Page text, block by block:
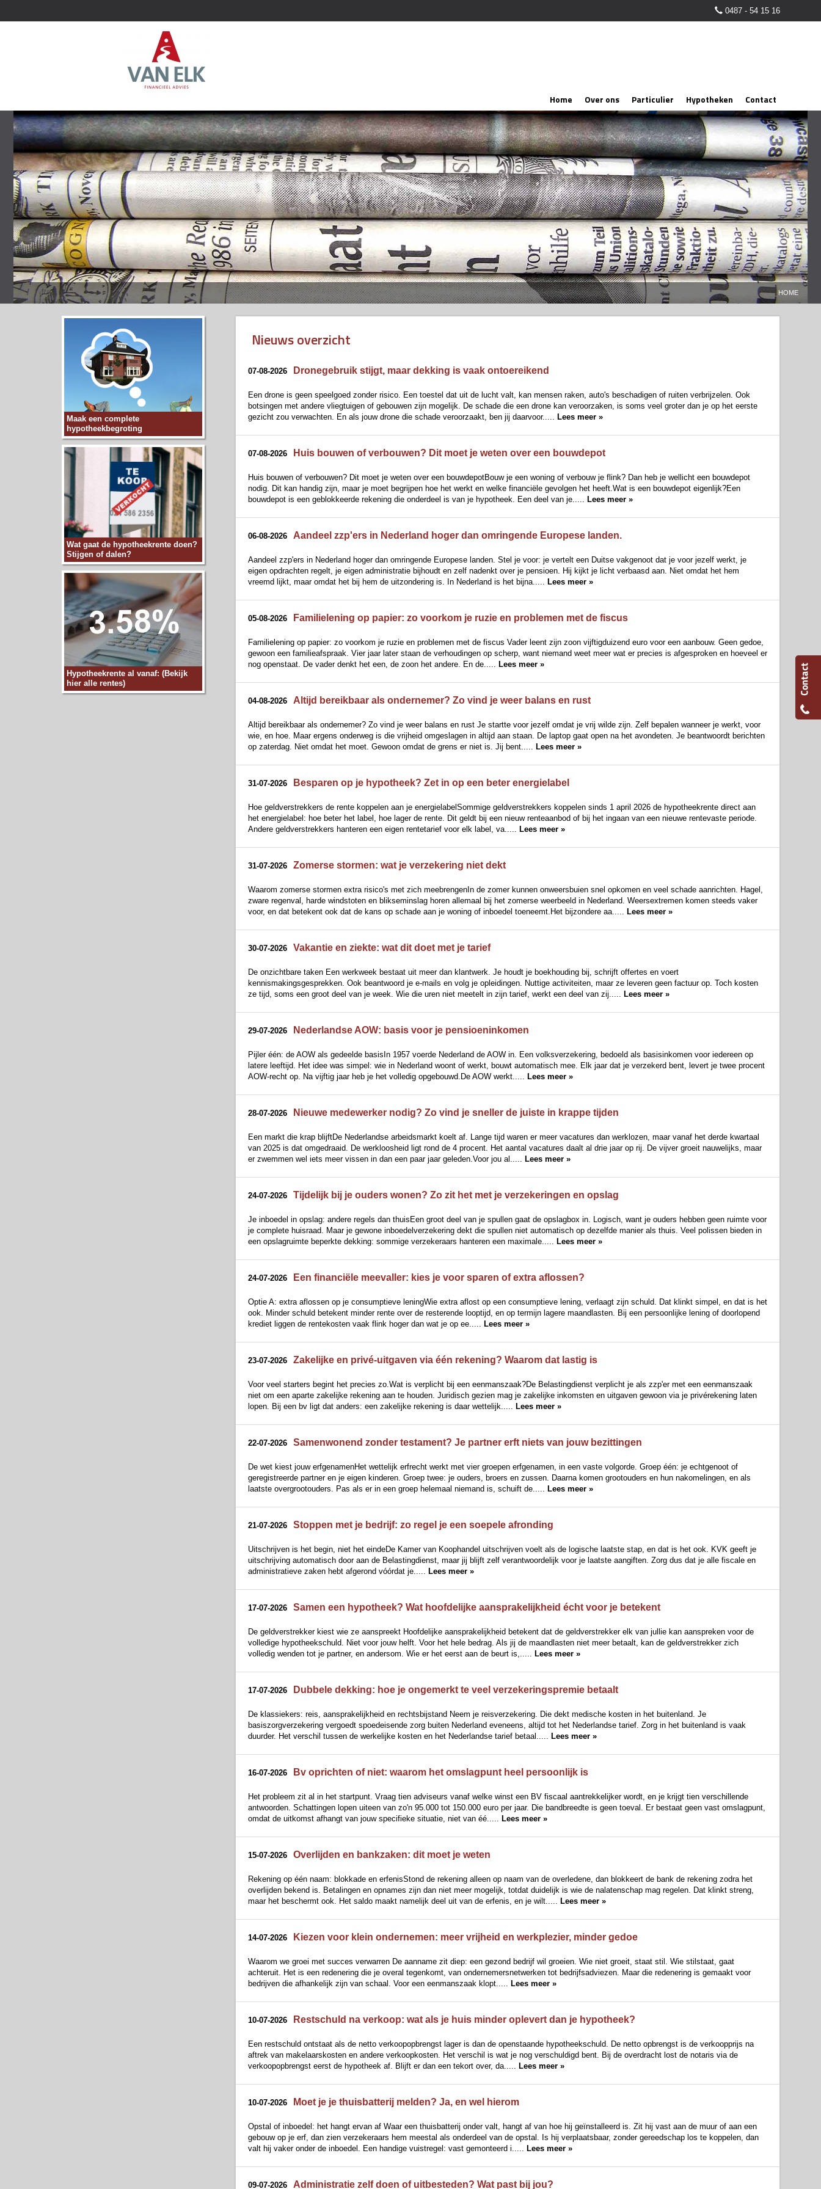
0487 - 54 15 16
Home Over ons Particulier Hypotheken Contact
HOME
Maak een complete
hypotheekbegroting
Wat gaat de hypotheekrente doen?
Stijgen of dalen?
Hypotheekrente al vanaf: (Bekijk
hier alle rentes)
Nieuws overzicht
07-08-2026 Dronegebruik stijgt, maar dekking is vaak ontoereikend
Een drone is geen speelgoed zonder risico. Een toestel dat uit de lucht valt, kan mensen raken, auto's beschadigen of ruiten verbrijzelen. Ook
botsingen met andere vliegtuigen of gebouwen zijn mogelijk. De schade die een drone kan veroorzaken, is soms veel groter dan je op het eerste
gezicht zou verwachten. En als jouw drone die schade veroorzaakt, ben jij daarvoor..... Lees meer »
07-08-2026 Huis bouwen of verbouwen? Dit moet je weten over een bouwdepot
Huis bouwen of verbouwen? Dit moet je weten over een bouwdepotBouw je een woning of verbouw je flink? Dan heb je wellicht een bouwdepot
nodig. Dit kan handig zijn, maar je moet begrijpen hoe het werkt en welke financiële gevolgen het heeft.Wat is een bouwdepot eigenlijk?Een
bouwdepot is een geblokkeerde rekening die onderdeel is van je hypotheek. Een deel van je..... Lees meer »
06-08-2026 Aandeel zzp'ers in Nederland hoger dan omringende Europese landen.
Aandeel zzp'ers in Nederland hoger dan omringende Europese landen. Stel je voor: je vertelt een Duitse vakgenoot dat je voor jezelf werkt, je
eigen opdrachten regelt, je eigen administratie bijhoudt en zelf nadenkt over je pensioen. Hij kijkt je licht verbaasd aan. Niet omdat het hem
vreemd lijkt, maar omdat het bij hem de uitzondering is. In Nederland is het bijna..... Lees meer »
05-08-2026 Familielening op papier: zo voorkom je ruzie en problemen met de fiscus
Familielening op papier: zo voorkom je ruzie en problemen met de fiscus Vader leent zijn zoon vijftigduizend euro voor een aanbouw. Geen gedoe,
gewoon een familieafspraak. Vier jaar later staan de verhoudingen op scherp, want niemand weet meer wat er precies is afgesproken en hoeveel er
nog openstaat. De vader denkt het een, de zoon het andere. En de..... Lees meer »
04-08-2026 Altijd bereikbaar als ondernemer? Zo vind je weer balans en rust
Altijd bereikbaar als ondernemer? Zo vind je weer balans en rust Je startte voor jezelf omdat je vrij wilde zijn. Zelf bepalen wanneer je werkt, voor
wie, en hoe. Maar ergens onderweg is die vrijheid omgeslagen in altijd aan staan. De laptop gaat open na het avondeten. Je beantwoordt berichten
op zaterdag. Niet omdat het moet. Gewoon omdat de grens er niet is. Jij bent..... Lees meer »
31-07-2026 Besparen op je hypotheek? Zet in op een beter energielabel
Hoe geldverstrekkers de rente koppelen aan je energielabelSommige geldverstrekkers koppelen sinds 1 april 2026 de hypotheekrente direct aan
het energielabel: hoe beter het label, hoe lager de rente. Dit geldt bij een nieuw renteaanbod of bij het ingaan van een nieuwe rentevaste periode.
Andere geldverstrekkers hanteren een eigen rentetarief voor elk label, va..... Lees meer »
31-07-2026 Zomerse stormen: wat je verzekering niet dekt
Waarom zomerse stormen extra risico's met zich meebrengenIn de zomer kunnen onweersbuien snel opkomen en veel schade aanrichten. Hagel,
zware regenval, harde windstoten en blikseminslag horen allemaal bij het zomerse weerbeeld in Nederland. Weersextremen komen steeds vaker
voor, en dat betekent ook dat de kans op schade aan je woning of inboedel toeneemt.Het bijzondere aa..... Lees meer »
30-07-2026 Vakantie en ziekte: wat dit doet met je tarief
De onzichtbare taken Een werkweek bestaat uit meer dan klantwerk. Je houdt je boekhouding bij, schrijft offertes en voert
kennismakingsgesprekken. Ook beantwoord je e-mails en volg je opleidingen. Nuttige activiteiten, maar ze leveren geen factuur op. Toch kosten
ze tijd, soms een groot deel van je week. Wie die uren niet meetelt in zijn tarief, werkt een deel van zij..... Lees meer »
29-07-2026 Nederlandse AOW: basis voor je pensioeninkomen
Pijler één: de AOW als gedeelde basisIn 1957 voerde Nederland de AOW in. Een volksverzekering, bedoeld als basisinkomen voor iedereen op
latere leeftijd. Het idee was simpel: wie in Nederland woont of werkt, bouwt automatisch mee. Elk jaar dat je verzekerd bent, levert je twee procent
AOW-recht op. Na vijftig jaar heb je het volledig opgebouwd.De AOW werkt..... Lees meer »
28-07-2026 Nieuwe medewerker nodig? Zo vind je sneller de juiste in krappe tijden
Een markt die krap blijftDe Nederlandse arbeidsmarkt koelt af. Lange tijd waren er meer vacatures dan werklozen, maar vanaf het derde kwartaal
van 2025 is dat omgedraaid. De werkloosheid ligt rond de 4 procent. Het aantal vacatures daalt al drie jaar op rij. De vijver groeit nauwelijks, maar
er zwemmen wel iets meer vissen in dan een paar jaar geleden.Voor jou al..... Lees meer »
24-07-2026 Tijdelijk bij je ouders wonen? Zo zit het met je verzekeringen en opslag
Je inboedel in opslag: andere regels dan thuisEen groot deel van je spullen gaat de opslagbox in. Logisch, want je ouders hebben geen ruimte voor
je complete huisraad. Maar je gewone inboedelverzekering dekt die spullen niet automatisch op dezelfde manier als thuis. Veel polissen bieden in
een opslagruimte beperkte dekking: sommige verzekeraars hanteren een maximale..... Lees meer »
24-07-2026 Een financiële meevaller: kies je voor sparen of extra aflossen?
Optie A: extra aflossen op je consumptieve leningWie extra aflost op een consumptieve lening, verlaagt zijn schuld. Dat klinkt simpel, en dat is het
ook. Minder schuld betekent minder rente over de resterende looptijd, en op termijn lagere maandlasten. Bij een persoonlijke lening of doorlopend
krediet liggen de rentekosten vaak flink hoger dan wat je op ee..... Lees meer »
23-07-2026 Zakelijke en privé-uitgaven via één rekening? Waarom dat lastig is
Voor veel starters begint het precies zo.Wat is verplicht bij een eenmanszaak?De Belastingdienst verplicht je als zzp'er met een eenmanszaak
niet om een aparte zakelijke rekening aan te houden. Juridisch gezien mag je zakelijke inkomsten en uitgaven gewoon via je privérekening laten
lopen. Bij een bv ligt dat anders: een zakelijke rekening is daar wettelijk..... Lees meer »
22-07-2026 Samenwonend zonder testament? Je partner erft niets van jouw bezittingen
De wet kiest jouw erfgenamenHet wettelijk erfrecht werkt met vier groepen erfgenamen, in een vaste volgorde. Groep één: je echtgenoot of
geregistreerde partner en je eigen kinderen. Groep twee: je ouders, broers en zussen. Daarna komen grootouders en hun nakomelingen, en als
laatste overgrootouders. Pas als er in een groep helemaal niemand is, schuift de..... Lees meer »
21-07-2026 Stoppen met je bedrijf: zo regel je een soepele afronding
Uitschrijven is het begin, niet het eindeDe Kamer van Koophandel uitschrijven voelt als de logische laatste stap, en dat is het ook. KVK geeft je
uitschrijving automatisch door aan de Belastingdienst, maar jij blijft zelf verantwoordelijk voor je laatste aangiften. Zorg dus dat je alle fiscale en
administratieve zaken hebt afgerond vóórdat je..... Lees meer »
17-07-2026 Samen een hypotheek? Wat hoofdelijke aansprakelijkheid écht voor je betekent
De geldverstrekker kiest wie ze aanspreekt Hoofdelijke aansprakelijkheid betekent dat de geldverstrekker elk van jullie kan aanspreken voor de
volledige hypotheekschuld. Niet voor jouw helft. Voor het hele bedrag. Als jij de maandlasten niet meer betaalt, kan de geldverstrekker zich
volledig wenden tot je partner, en andersom. Wie er het eerst aan de beurt is,..... Lees meer »
17-07-2026 Dubbele dekking: hoe je ongemerkt te veel verzekeringspremie betaalt
De klassiekers: reis, aansprakelijkheid en rechtsbijstand Neem je reisverzekering. Die dekt medische kosten in het buitenland. Je
basiszorgverzekering vergoedt spoedeisende zorg buiten Nederland eveneens, altijd tot het Nederlandse tarief. Zorg in het buitenland is vaak
duurder. Het verschil tussen de werkelijke kosten en het Nederlandse tarief betaal..... Lees meer »
16-07-2026 Bv oprichten of niet: waarom het omslagpunt heel persoonlijk is
Het probleem zit al in het startpunt. Vraag tien adviseurs vanaf welke winst een BV fiscaal aantrekkelijker wordt, en je krijgt tien verschillende
antwoorden. Schattingen lopen uiteen van zo'n 95.000 tot 150.000 euro per jaar. Die bandbreedte is geen toeval. Er bestaat geen vast omslagpunt,
omdat de uitkomst afhangt van jouw specifieke situatie, niet van éé..... Lees meer »
15-07-2026 Overlijden en bankzaken: dit moet je weten
Rekening op één naam: blokkade en erfenisStond de rekening alleen op naam van de overledene, dan blokkeert de bank de rekening zodra het
overlijden bekend is. Betalingen en opnames zijn dan niet meer mogelijk, totdat duidelijk is wie de nalatenschap mag regelen. Dat klinkt streng,
maar het beschermt ook. Het saldo maakt namelijk deel uit van de erfenis, en je wilt..... Lees meer »
14-07-2026 Kiezen voor klein ondernemen: meer vrijheid en werkplezier, minder gedoe
Waarom we groei met succes verwarren De aanname zit diep: een gezond bedrijf wil groeien. Wie niet groeit, staat stil. Wie stilstaat, gaat
achteruit. Het is een redenering die je overal tegenkomt, van ondernemersnetwerken tot bedrijfsadviezen. Maar die redenering is gemaakt voor
bedrijven die afhankelijk zijn van schaal. Voor een eenmanszaak klopt..... Lees meer »
10-07-2026 Restschuld na verkoop: wat als je huis minder oplevert dan je hypotheek?
Een restschuld ontstaat als de netto verkoopopbrengst lager is dan de openstaande hypotheekschuld. De netto opbrengst is de verkoopprijs na
aftrek van makelaarskosten en andere verkoopkosten. Het verschil is wat je nog verschuldigd bent. Bij de overdracht lost de notaris via de
verkoopopbrengst eerst de hypotheek af. Blijft er dan een tekort over, da..... Lees meer »
10-07-2026 Moet je je thuisbatterij melden? Ja, en wel hierom
Opstal of inboedel: het hangt ervan af Waar een thuisbatterij onder valt, hangt af van hoe hij geïnstalleerd is. Zit hij vast aan de muur of aan een
gebouw op je erf, dan zien verzekeraars hem meestal als onderdeel van de opstal. Is hij verplaatsbaar, zonder gereedschap los te koppelen, dan
valt hij vaker onder de inboedel. Een handige vuistregel: vast gemonteerd i..... Lees meer »
09-07-2026 Administratie zelf doen of uitbesteden? Wat past bij jou?